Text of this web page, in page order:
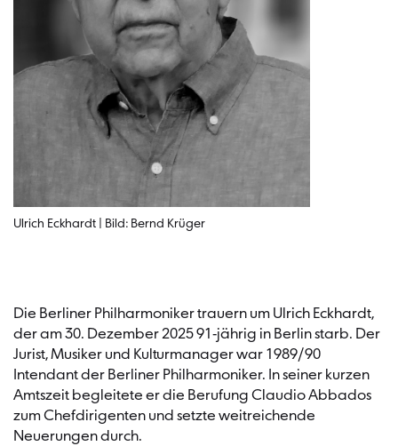
Ulrich Eckhardt | Bild: Bernd Krüger
Die Berliner Philharmoniker trauern um Ulrich Eckhardt,
der am 30. Dezember 2025 91-jährig in Berlin starb. Der
Jurist, Musiker und Kulturmanager war 1989/90
Intendant der Berliner Philharmoniker. In seiner kurzen
Amtszeit begleitete er die Berufung Claudio Abbados
zum Chefdirigenten und setzte weitreichende
Neuerungen durch.